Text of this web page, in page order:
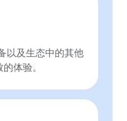
以及生态中的其他
体验。